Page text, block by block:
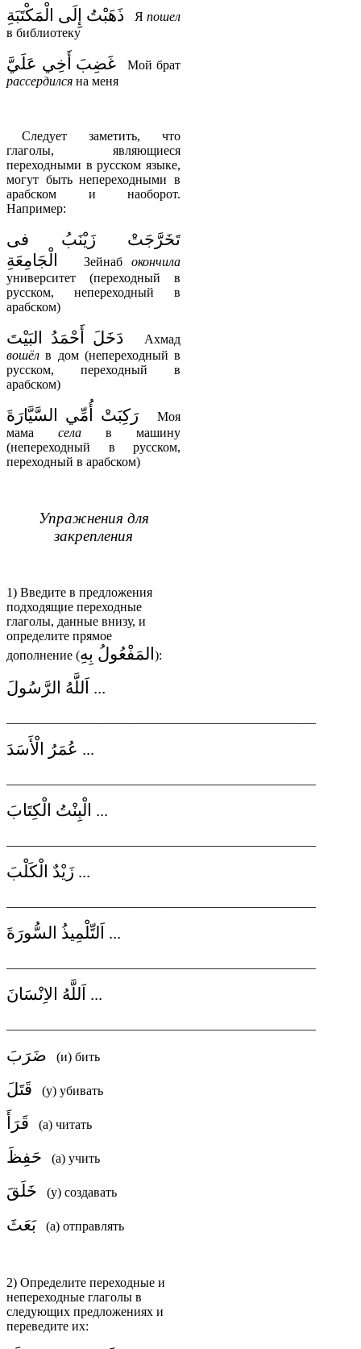
ذَهَبْتُ إِلَى الْمَكْتَبَةِ Япошел
в библиотеку
غَضِبَ أَخِي عَلَيَّ Мой брат
рассердился на меня
Следует заметить, что
глаголы, являющиеся
переходными в русском языке,
могут быть непереходными в
арабском и наоборот.
Например:
تَخَرَّجَتْ زَيْنَبُ فى
الْجَامِعَةِ
Зейнаб окончила
университет (переходный в
русском, непереходный в
арабском)
دَخَلَ أَحْمَدُ البَيْتَАхмад
вошёл в дом (непереходный в
русском, переходный в
арабском)
رَكِبَتْ أُمِّي السَّيَّارَةَМоя
мама села в машину
(непереходный в русском,
переходный в арабском)
Упражнения для
закрепления
(1 Введите в предложения
подходящие переходные
глаголы, данные внизу, и
определите прямое
дополнение (المَفْعُولُ بِهِ ):
... اَللَّهُ الرَّسُولَ
... عُمَرُ الْأَسَدَ
... الْبِنْتُ الْكِتَابَ
... زَيْدٌ الْكَلْبَ
... اَلتِّلْمِيذُ السُّورَةَ
... اَللَّهُ الاِنْسَانَ
ضَرَبَ (и) бить
قَتَلَ (у) убивать
قَرَأَ (а) читать
حَفِظَ (а) учить
خَلَقَ (у) создавать
بَعَثَ (а) отправлять
2) Определите переходные и
непереходные глаголы в
следующих предложениях и
переведите их: